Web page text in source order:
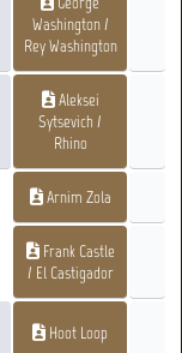
Washington /
Rey Washington
Aleksei
Sytsevich /
Rhino
Arnim Zola
Frank Castle
/ El Castigador
Hoot Loop